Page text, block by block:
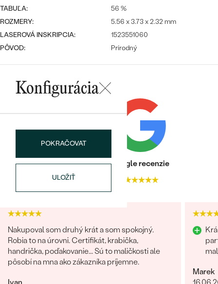
Wave kolekcia
OBJAVIŤ
MINIMALISTICKÉ
PODĽA PRÍLEŽITOSTI
PODĽA TVARU DRAHOKAMU
DIAMANTY
Najpredávanejšie
náušnice
Personalizované
prívesky
OBJAVIŤ
Najpredávanejšie
prstene
TABUĽA:
56 %
ROZMERY:
5.56 x 3.73 x 2.32 mm
LASEROVÁ INSKRIPCIA:
1523551060
PÔVOD:
Prírodný
Konfigurácia
POKRAČOVAT
ULOŽIŤ
Heuréka recenzie
4.9
Google recenzie
Nakupoval som druhý krát a som spokojný.
Robia to na úrovni. Certifikát, krabička,
handrička, poďakovanie... Sú to maličkosti ale
pôsobí na mna ako zákazníka príjemne.
Marek